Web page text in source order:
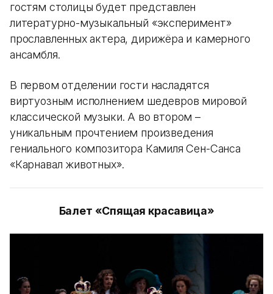
гостям столицы будет представлен
литературно-музыкальный «эксперимент»
прославленных актера, дирижёра и камерного
ансамбля.
В первом отделении гости насладятся
виртуозным исполнением шедевров мировой
классической музыки. А во втором –
уникальным прочтением произведения
гениального композитора Камиля Сен-Санса
«Карнавал животных».
Балет «Спящая красавица»